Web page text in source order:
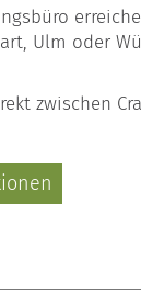
Ulm oder
zwischen